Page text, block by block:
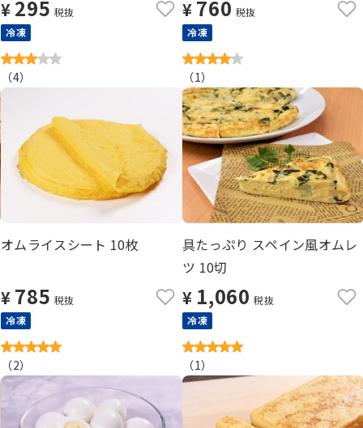
¥ 295 税抜
冷凍
（4）
¥ 760 税抜
冷凍
（1）
オムライスシート 10枚
¥ 785 税抜
冷凍
（2）
具たっぷり スペイン風オムレ
ツ 10切
¥ 1,060 税抜
冷凍
（1）